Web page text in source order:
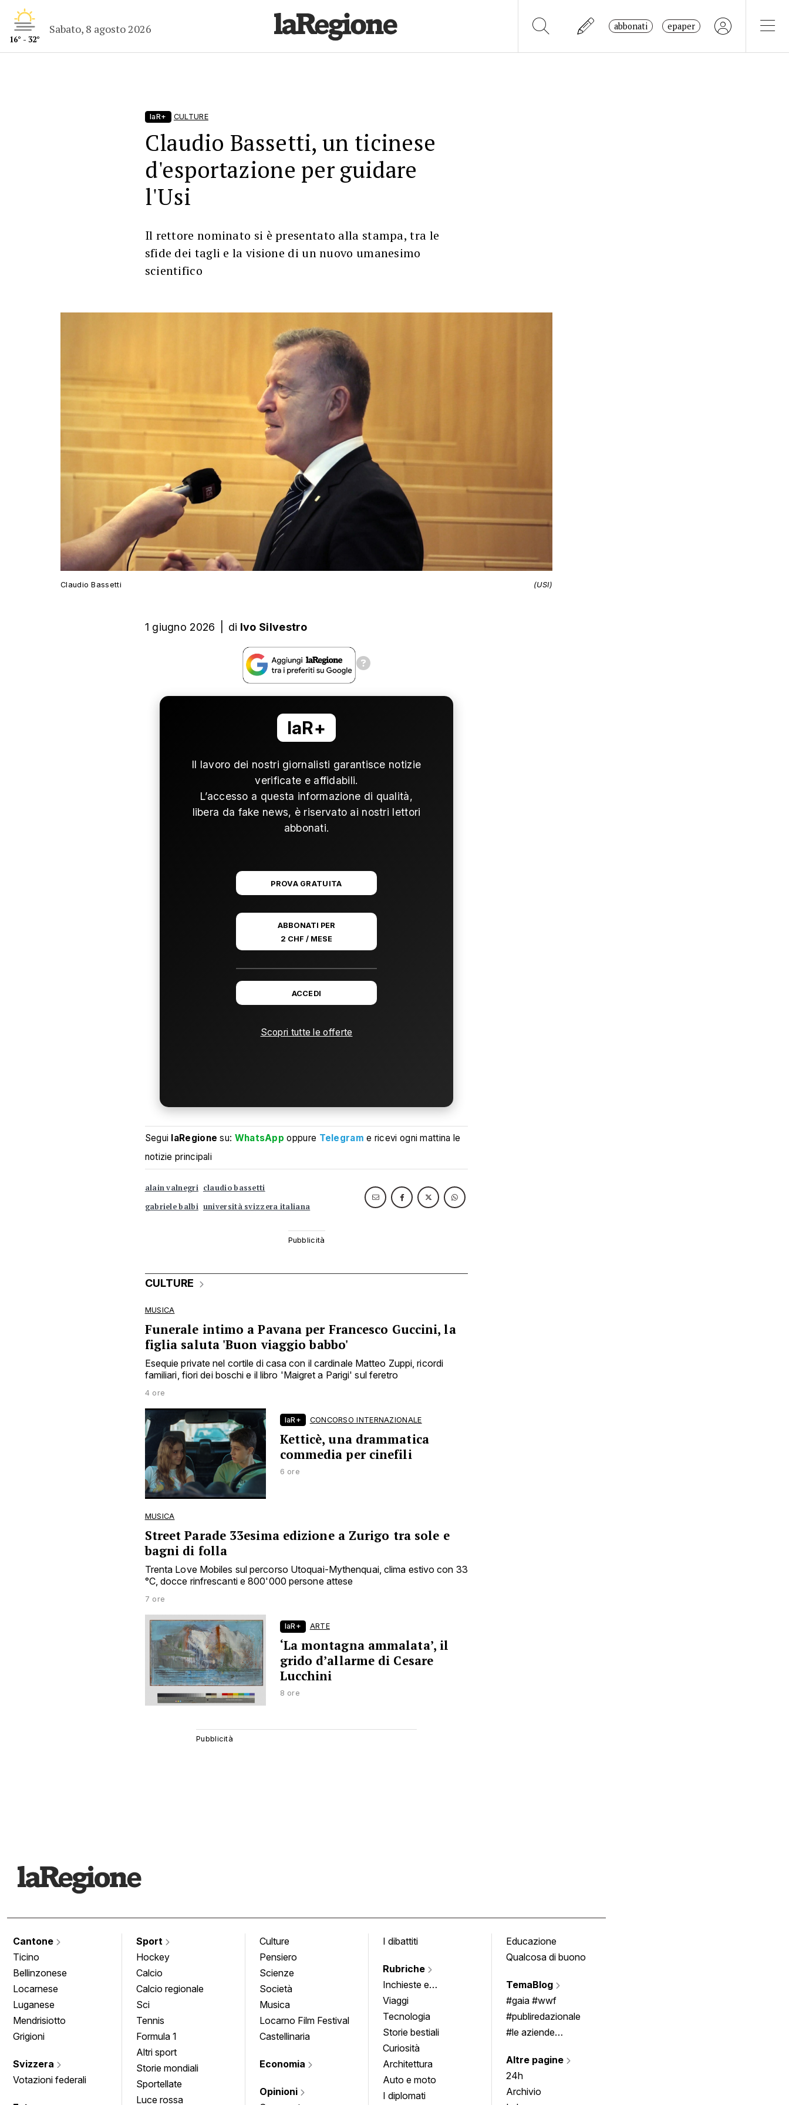
16° - 32°
Sabato, 8 agosto 2026 abbonati epaper
laR+ CULTURE
Claudio Bassetti, un ticinese
d'esportazione per guidare
l'Usi
Il rettore nominato si è presentato alla stampa, tra le
sfide dei tagli e la visione di un nuovo umanesimo
scientifico
Claudio Bassetti (USI)
1 giugno 2026 di Ivo Silvestro
laR+
Il lavoro dei nostri giornalisti garantisce notizie
verificate e affidabili.
L’accesso a questa informazione di qualità,
libera da fake news, è riservato ai nostri lettori
abbonati.
PROVA GRATUITA
ABBONATI PER
2 CHF / MESE
ACCEDI
Scopri tutte le offerte
Segui laRegione su: WhatsApp oppure Telegram e ricevi ogni mattina le
notizie principali
alain valnegri claudio bassetti
gabriele balbi università svizzera italiana
CULTURE
MUSICA
Funerale intimo a Pavana per Francesco Guccini, la
figlia saluta 'Buon viaggio babbo'
Esequie private nel cortile di casa con il cardinale Matteo Zuppi, ricordi
familiari, fiori dei boschi e il libro 'Maigret a Parigi' sul feretro
4 ore
laR+ CONCORSO INTERNAZIONALE
Ketticè, una drammatica
commedia per cinefili
6 ore
MUSICA
Street Parade 33esima edizione a Zurigo tra sole e
bagni di folla
Trenta Love Mobiles sul percorso Utoquai-Mythenquai, clima estivo con 33
°C, docce rinfrescanti e 800'000 persone attese
7 ore
laR+ ARTE
‘La montagna ammalata’, il
grido d’allarme di Cesare
Lucchini
8 ore
Cantone
Ticino
Bellinzonese
Locarnese
Luganese
Mendrisiotto
Grigioni
Svizzera
Votazioni federali
Sport
Hockey
Calcio
Calcio regionale
Sci
Tennis
Formula 1
Altri sport
Storie mondiali
Sportellate
Luce rossa
Culture
Pensiero
Scienze
Società
Musica
Locarno Film Festival
Castellinaria
Economia
Opinioni
I dibattiti
Rubriche
Inchieste e
approfondimenti
Viaggi
Tecnologia
Storie bestiali
Curiosità
Architettura
Auto e moto
I diplomati
Educazione
Qualcosa di buono
TemaBlog
#gaia #wwf
#publiredazionale
#le aziende
Altre pagine
24h
Archivio